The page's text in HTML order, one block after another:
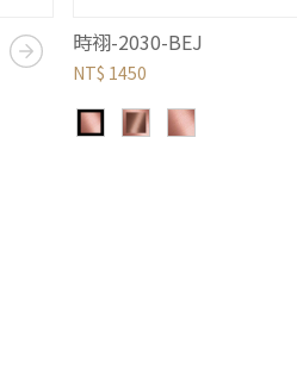
時祤-2030-BEJ
NT$ 1450